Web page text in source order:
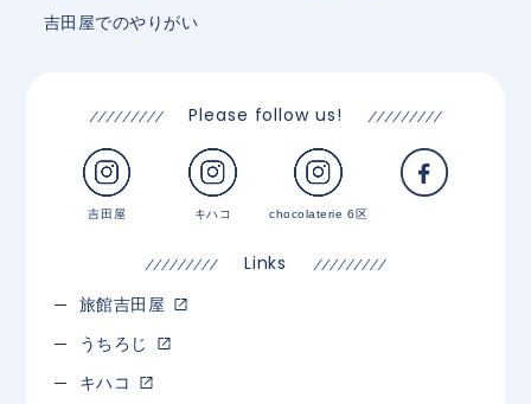
吉田屋でのやりがい
Links
旅館吉田屋
うちろじ
キハコ
Please follow us!
吉田屋 キハコ chocolaterie 6区